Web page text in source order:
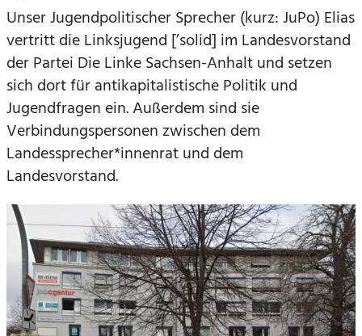
Unser Jugendpolitischer Sprecher (kurz: JuPo) Elias
vertritt die Linksjugend [’solid] im Landesvorstand
der Partei Die Linke Sachsen-Anhalt und setzen
sich dort für antikapitalistische Politik und
Jugendfragen ein. Außerdem sind sie
Verbindungspersonen zwischen dem
Landessprecher*innenrat und dem
Landesvorstand.